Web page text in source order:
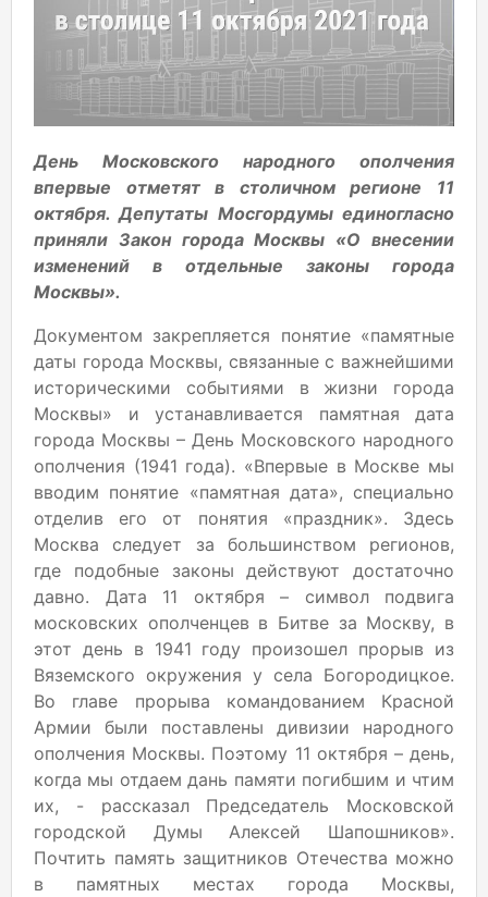
День Московского народного ополчения
впервые отметят в столичном регионе 11
октября. Депутаты Мосгордумы единогласно
приняли Закон города Москвы «О внесении
изменений в отдельные законы города
Москвы».
Документом закрепляется понятие «памятные
даты города Москвы, связанные с важнейшими
историческими событиями в жизни города
Москвы» и устанавливается памятная дата
города Москвы – День Московского народного
ополчения (1941 года). «Впервые в Москве мы
вводим понятие «памятная дата», специально
отделив его от понятия «праздник». Здесь
Москва следует за большинством регионов,
где подобные законы действуют достаточно
давно. Дата 11 октября – символ подвига
московских ополченцев в Битве за Москву, в
этот день в 1941 году произошел прорыв из
Вяземского окружения у села Богородицкое.
Во главе прорыва командованием Красной
Армии были поставлены дивизии народного
ополчения Москвы. Поэтому 11 октября – день,
когда мы отдаем дань памяти погибшим и чтим
их, - рассказал Председатель Московской
городской Думы Алексей Шапошников».
Почтить память защитников Отечества можно
в памятных местах города Москвы,